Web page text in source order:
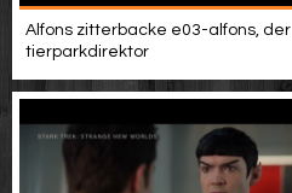
Alfons zitterbacke e03-alfons, der
tierparkdirektor